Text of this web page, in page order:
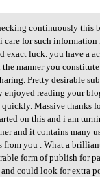
continuously this
for such information
exact luck. you have a
manner you
Pretty desirable
reading your
Massive thanks
on this and i am
and it contains many
you . What a
form of publish for
could look for extra